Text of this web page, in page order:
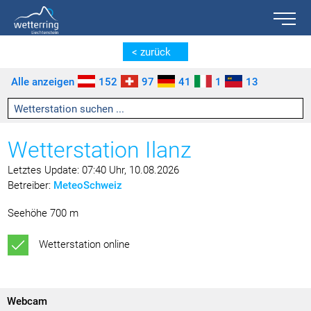
Zum Inhalt springen [AK + 0]
Zum linken senkrechten Seitenmenü springen [AK + 1]
Zum rechten senkrechten Seitenmenü springen [AK + 2]
Zu den Inhalten im Fußbereich springen [AK + 3]
Toggle
< zurück
Alle anzeigen 152 97 41 1 13
Wetterstation Ilanz
Letztes Update: 07:40 Uhr, 10.08.2026
Betreiber: MeteoSchweiz
Seehöhe 700 m
Wetterstation online
Webcam